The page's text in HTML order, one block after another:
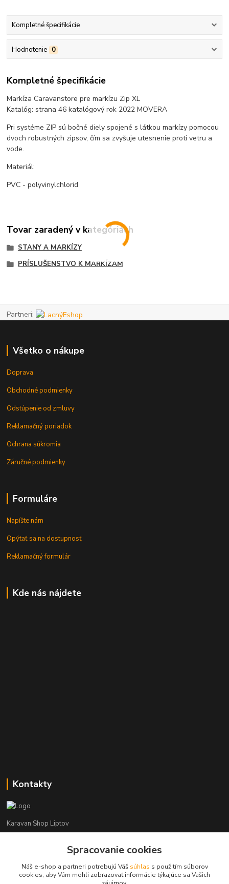
Kompletné špecifikácie
Hodnotenie 0
Kompletné špecifikácie
Markíza Caravanstore pre markízu Zip XL
Katalóg: strana 46 katalógový rok 2022 MOVERA
Pri systéme ZIP sú bočné diely spojené s látkou markízy pomocou
dvoch robustných zipsov, čím sa zvyšuje utesnenie proti vetru a
vode.
Materiál:
PVC - polyvinylchlorid
Tovar zaradený v kategóriách
STANY A MARKÍZY
PRÍSLUŠENSTVO K MARKÍZAM
Partneri:
Všetko o nákupe
Doprava
Obchodné podmienky
Odstúpenie od zmluvy
Reklamačný poriadok
Ochrana súkromia
Záručné podmienky
Formuláre
Napíšte nám
Opýtať sa na dostupnosť
Reklamačný formulár
Kde nás nájdete
Kontakty
Karavan Shop Liptov
+421 903 626 885
info@karavanshopliptov.sk
Spracovanie cookies
Náš e-shop a partneri potrebujú Váš súhlas s použitím súborov
cookies, aby Vám mohli zobrazovať informácie týkajúce sa Vašich